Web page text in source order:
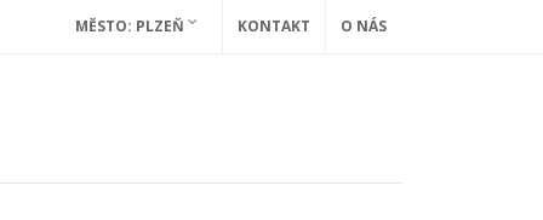
MĚSTO: PLZEŇ KONTAKT O NÁS